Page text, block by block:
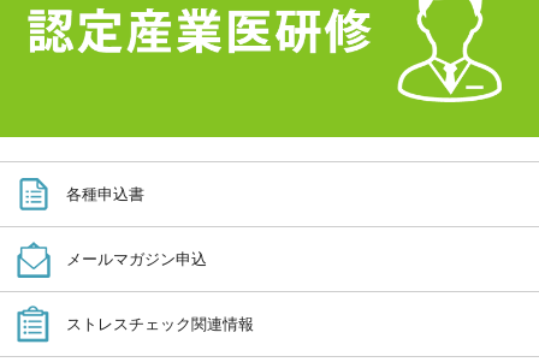
各種申込書
メールマガジン申込
ストレスチェック関連情報